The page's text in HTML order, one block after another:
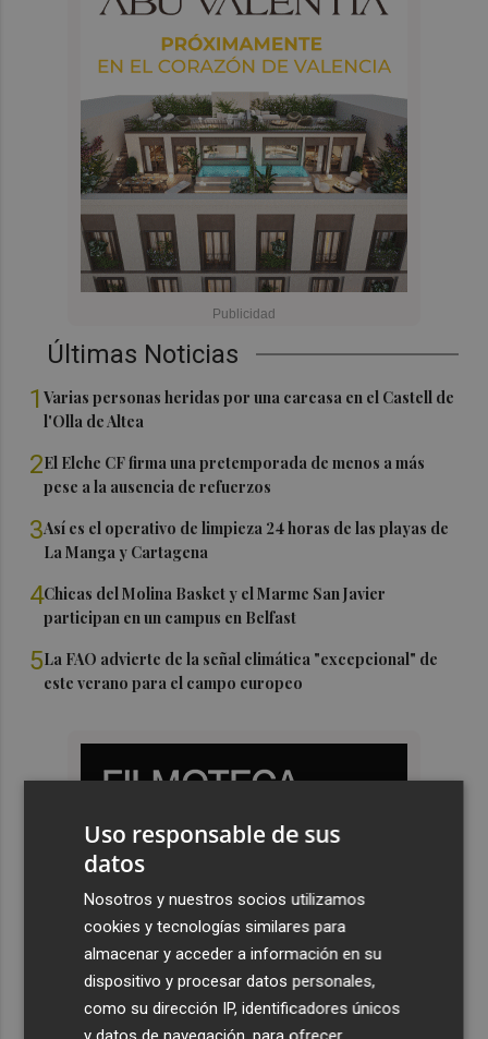
Últimas Noticias
1Varias personas heridas por una carcasa en el Castell de
l'Olla de Altea
2El Elche CF firma una pretemporada de menos a más
pese a la ausencia de refuerzos
3Así es el operativo de limpieza 24 horas de las playas de
La Manga y Cartagena
4Chicas del Molina Basket y el Marme San Javier
participan en un campus en Belfast
5La FAO advierte de la señal climática "excepcional" de
este verano para el campo europeo
Uso responsable de sus
datos
Nosotros y nuestros socios utilizamos
cookies y tecnologías similares para
almacenar y acceder a información en su
dispositivo y procesar datos personales,
como su dirección IP, identificadores únicos